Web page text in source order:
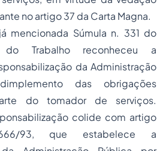
no artigo 37 da Carta Magna.
mencionada Súmula n. 331 do
do Trabalho reconheceu a
da Administração
das obrigações
do tomador de serviços.
colide com artigo
93, que estabelece a